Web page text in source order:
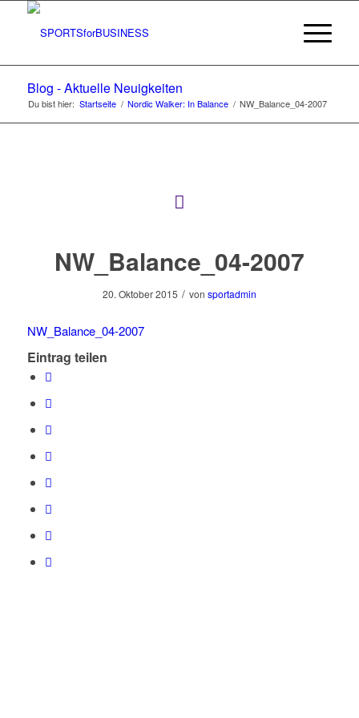
Blog - Aktuelle Neuigkeiten
Du bist hier: Startseite / Nordic Walker: In Balance / NW_Balance_04-2007
NW_Balance_04-2007
20. Oktober 2015 / von sportadmin
NW_Balance_04-2007
Eintrag teilen